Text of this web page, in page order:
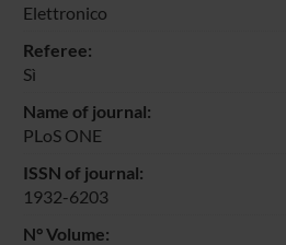
Elettronico
Referee:
Sì
Name of journal:
PLoS ONE
ISSN of journal:
1932-6203
N° Volume: